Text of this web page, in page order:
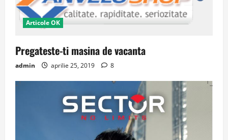
Articole OK
Pregateste-ti masina de vacanta
admin aprilie 25, 2019 8